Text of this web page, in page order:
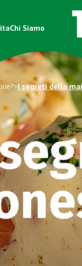
Chi Siamo
>I segreti della